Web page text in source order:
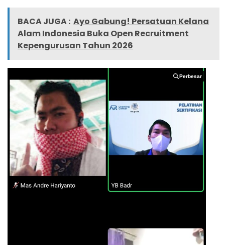
BACA JUGA : Ayo Gabung! Persatuan Kelana
Alam Indonesia Buka Open Recruitment
Kepengurusan Tahun 2026
Perbesar
Perbesar